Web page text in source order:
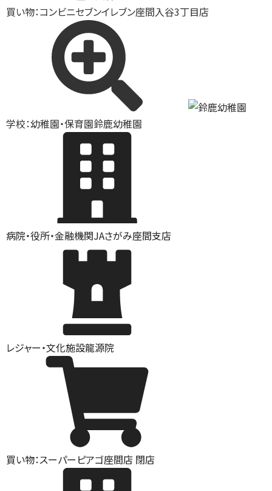
買い物：コンビニセブンイレブン座間入谷3丁目店
学校：幼稚園・保育園鈴鹿幼稚園
病院・役所・金融機関JAさがみ座間支店
レジャー・文化施設龍源院
買い物：スーパー ピアゴ座間店 閉店